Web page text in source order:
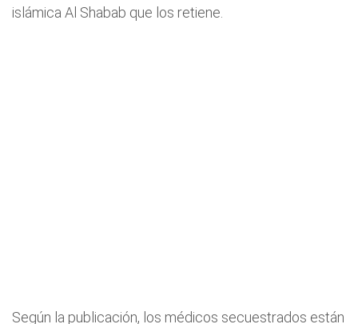
islámica Al Shabab que los retiene.
Según la publicación, los médicos secuestrados están